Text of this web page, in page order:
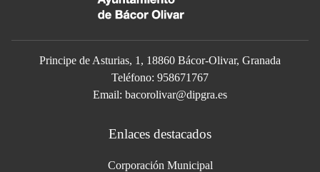
Principe de Asturias, 1, 18860 Bácor-Olivar, Granada
Teléfono: 958671767
Email: bacorolivar@dipgra.es
Enlaces destacados
Corporación Municipal